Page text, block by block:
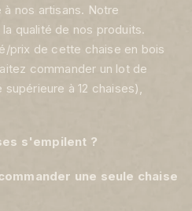
nos artisans. Notre
qualité de nos produits.
prix de cette chaise en bois
commander un lot de
à 12 chaises),
s'empilent ?
une seule chaise